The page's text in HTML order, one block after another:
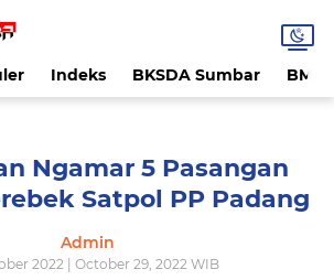
Indeks BKSDA Sumbar
Ngamar 5 Pasangan
Satpol PP Padang
Admin
2022 | October 29, 2022 WIB